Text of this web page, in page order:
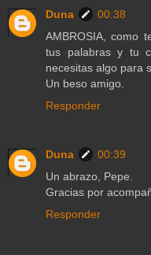
Duna
00:38
AMBROSIA, como
tus palabras y tu
necesitas algo para
Un beso amigo.
Responder
Duna
00:39
Un abrazo, Pepe.
Gracias por
Responder